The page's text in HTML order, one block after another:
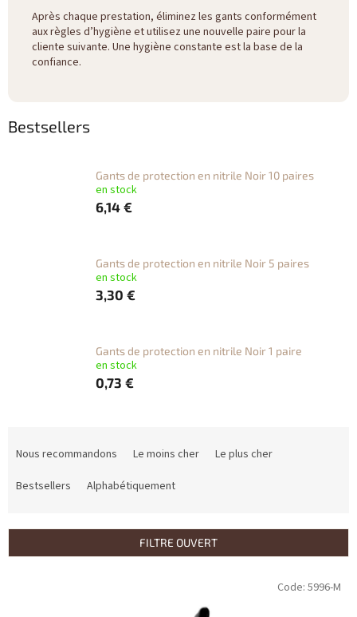
Après chaque prestation, éliminez les gants conformément
aux règles d’hygiène et utilisez une nouvelle paire pour la
cliente suivante. Une hygiène constante est la base de la
confiance.
Bestsellers
Gants de protection en nitrile Noir 10 paires
en stock
6,14 €
Gants de protection en nitrile Noir 5 paires
en stock
3,30 €
Gants de protection en nitrile Noir 1 paire
en stock
0,73 €
r
Nous recommandons Le moins cher
Le plus cher
Bestsellers
Alphabétiquement
FILTRE OUVERT
Code: 5996-M